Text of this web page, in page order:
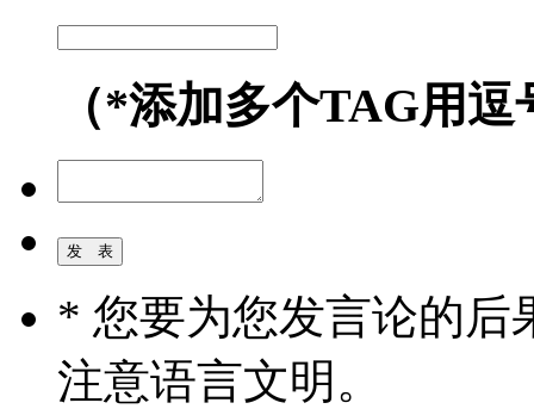
（*添加多个TAG用
* 您要为您发言论的后
注意语言文明。